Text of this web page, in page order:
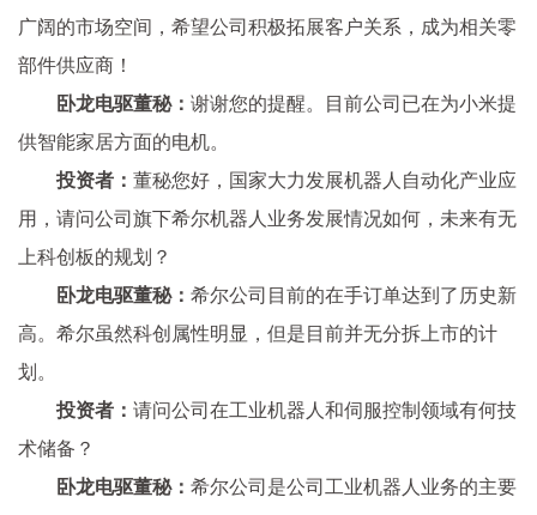
广阔的市场空间，希望公司积极拓展客户关系，成为相关零
部件供应商！
卧龙电驱董秘： 谢谢您的提醒。目前公司已在为小米提
供智能家居方面的电机。
投资者： 董秘您好，国家大力发展机器人自动化产业应
用，请问公司旗下希尔机器人业务发展情况如何，未来有无
上科创板的规划？
卧龙电驱董秘： 希尔公司目前的在手订单达到了历史新
高。希尔虽然科创属性明显，但是目前并无分拆上市的计
划。
投资者： 请问公司在工业机器人和伺服控制领域有何技
术储备？
卧龙电驱董秘： 希尔公司是公司工业机器人业务的主要